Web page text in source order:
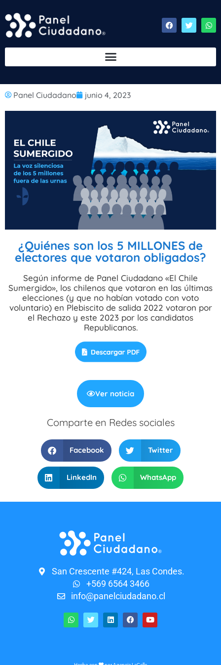
Panel Ciudadano junio 4, 2023
¿Quiénes son los 5 MILLONES de
electores que votaron obligados?
Según informe de Panel Ciudadano «El Chile
Sumergido», los chilenos que votaron en las últimas
elecciones (y que no habían votado con voto
voluntario) en Plebiscito de salida 2022 votaron por
el Rechazo y este 2023 por los candidatos
Republicanos.
Ver noticia
Comparte en Redes sociales
Facebook Twitter
LinkedIn WhatsApp
San Crescente #424, Las Condes.
+569 6564 3466
info@panelciudadano.cl